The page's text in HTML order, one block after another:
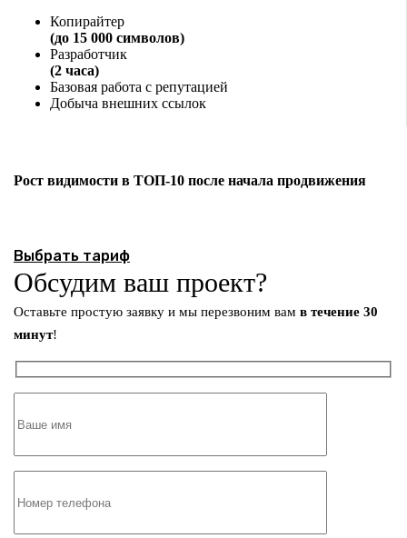
Копирайтер
(до 15 000 символов)
Разработчик
(2 часа)
Базовая работа с репутацией
Добыча внешних ссылок
Рост видимости в ТОП-10 после начала продвижения
Выбрать тариф
Обсудим ваш проект?
Оставьте простую заявку и мы перезвоним вам в течение 30
минут!